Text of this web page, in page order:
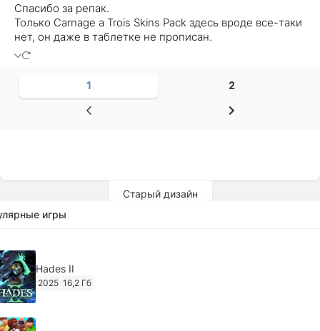
Спасибо за репак.
Только Carnage a Trois Skins Pack здесь вроде все-таки
нет, он даже в таблетке не прописан.
1 2
Старый дизайн
игры
Hades II
2025 16,2 Гб